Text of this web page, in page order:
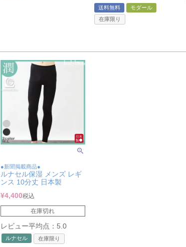
送料無料
モダール
在庫限り
●新聞掲載商品●
ルナセル保湿 メンズ レギ
ンス 10分丈 日本製
¥4,400税込
在庫切れ
レビュー平均点：5.0
ルナセル 在庫限り